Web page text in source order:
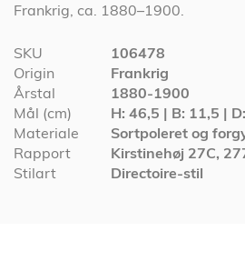
Frankrig, ca. 1880–1900.
Specifikationer
SKU
106478
Origin
Frankrig
Årstal
1880-1900
Mål (cm)
H: 46,5 | B: 11,5 |
Materiale
Sortpoleret og
Rapport
Kirstinehøj 27C,
Stilart
Directoire-stil